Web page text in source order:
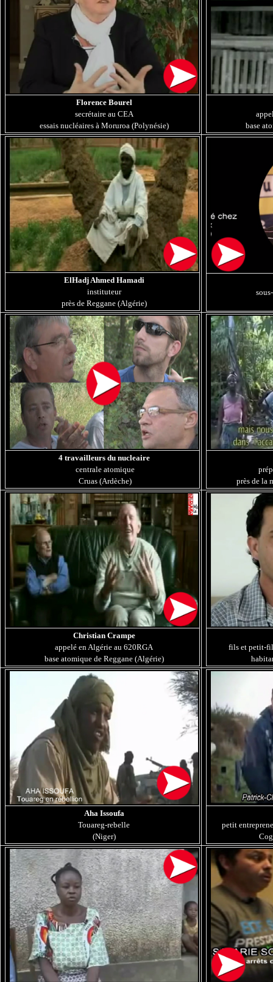
Florence Bourel
secrétaire au CEA
essais nucléaires à Moruroa (Polynésie)
base
ElHadj Ahmed Hamadi
instituteur
près de Reggane (Algérie)
4 travailleurs du nucleaire
centrale atomique
Cruas (Ardèche)
près de la
Christian Crampe
appelé en Algérie au 620RGA
base atomique de Reggane (Algérie)
fils et petit-
Aha Issoufa
Touareg-rebelle
(Niger)
petit